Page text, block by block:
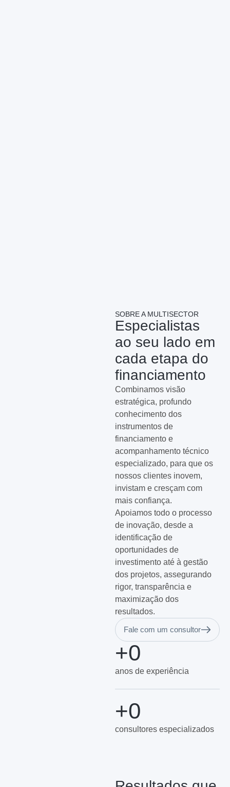
SOBRE A MULTISECTOR
Especialistas
ao seu lado em
cada etapa do
financiamento
Combinamos visão
estratégica, profundo
conhecimento dos
instrumentos de
financiamento e
acompanhamento técnico
especializado, para que os
nossos clientes inovem,
invistam e cresçam com
mais confiança.
Apoiamos todo o processo
de inovação, desde a
identificação de
oportunidades de
investimento até à gestão
dos projetos, assegurando
rigor, transparência e
maximização dos
resultados.
Fale com um consultor
anos de experiência
+0
consultores especializados
+0